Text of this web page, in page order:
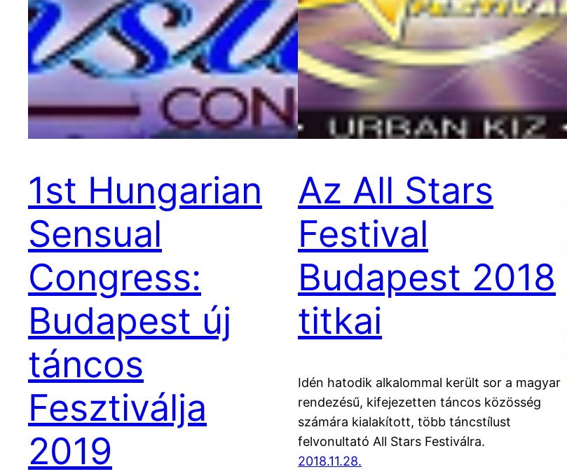
1st Hungarian
Sensual
Congress:
Budapest új
táncos
Fesztiválja
2019
Az All Stars
Festival
Budapest 2018
titkai
Idén hatodik alkalommal került sor a magyar
rendezésű, kifejezetten táncos közösség
számára kialakított, több táncstílust
felvonultató All Stars Festiválra.
2018.11.28.